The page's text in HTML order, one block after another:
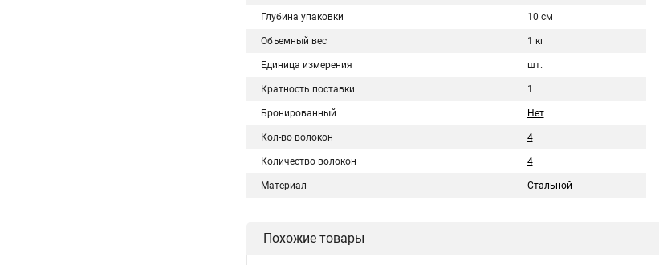
Глубина упаковки 10 см
Объемный вес 1 кг
Единица измерения шт.
Кратность поставки 1
Бронированный Нет
Кол-во волокон 4
Количество волокон 4
Материал Стальной
Похожие товары